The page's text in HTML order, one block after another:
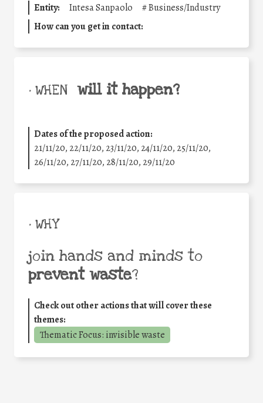
Entity: Intesa Sanpaolo #Business/Industry
How can you get in contact:
• WHEN will it happen?
Dates of the proposed action:
21/11/20, 22/11/20, 23/11/20, 24/11/20, 25/11/20,
26/11/20, 27/11/20, 28/11/20, 29/11/20
• WHY
join hands and minds to
prevent waste?
Check out other actions that will cover these
themes:
Thematic Focus: invisible waste